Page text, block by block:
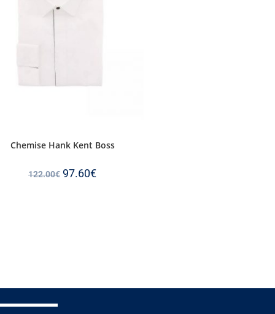
Chemise Hank Kent Boss
122.00€ 97.60€